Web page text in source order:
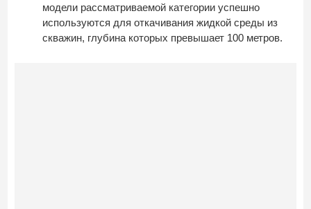
модели рассматриваемой категории успешно
используются для откачивания жидкой среды из
скважин, глубина которых превышает 100 метров.